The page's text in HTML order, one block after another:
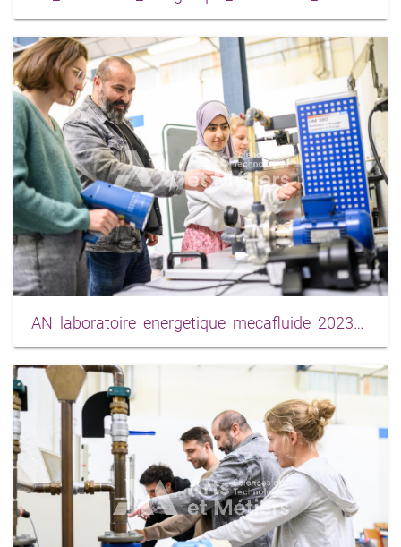
AN_laboratoire_energetique_mecafluide_2023_0005